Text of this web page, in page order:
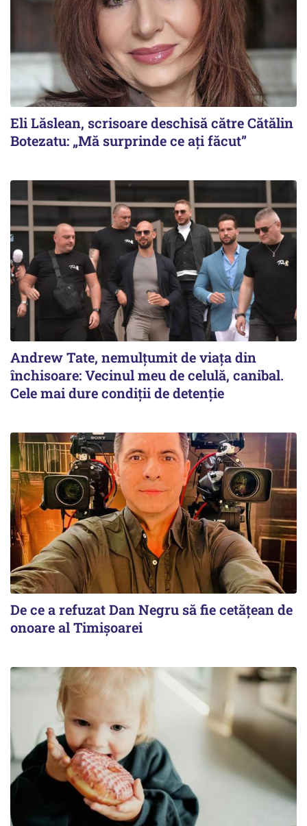
Eli Lăslean, scrisoare deschisă către Cătălin
Botezatu: „Mă surprinde ce ați făcut”
Andrew Tate, nemulțumit de viața din
închisoare: Vecinul meu de celulă, canibal.
Cele mai dure condiții de detenție
De ce a refuzat Dan Negru să fie cetățean de
onoare al Timișoarei